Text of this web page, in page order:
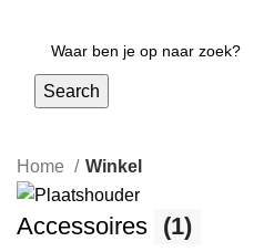
Search
Home Winkel
Accessoires (1)